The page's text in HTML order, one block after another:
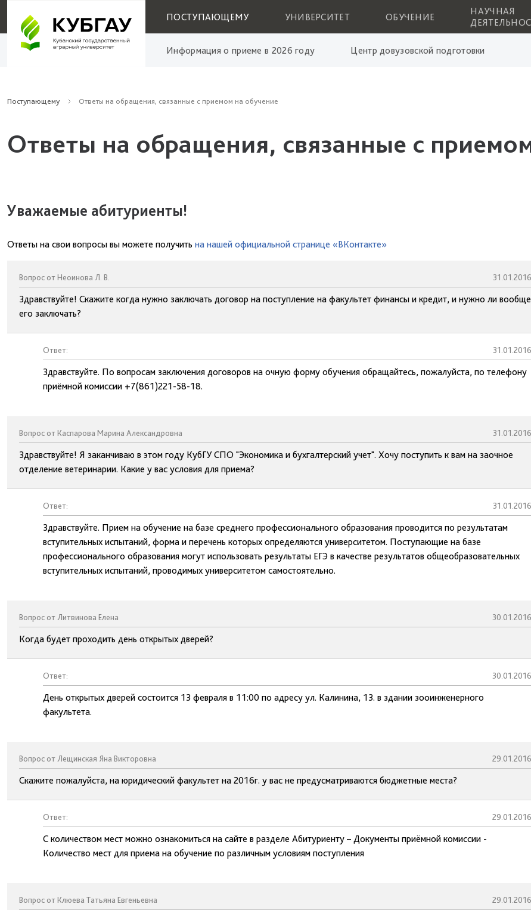
ПОСТУПАЮЩЕМУ УНИВЕРСИТЕТ ОБУЧЕНИЕ
НАУЧНАЯ
Информация о приеме в 2026 году Центр довузовской подготовки
Поступающему Ответы на обращения, связанные с приемом на обучение
Ответы на обращения, связанные с
Уважаемые абитуриенты!
Ответы на свои вопросы вы можете получить на нашей официальной странице «ВКонтакте»
Вопрос от Неоинова Л. В. 31.01.2016
Здравствуйте! Скажите когда нужно заключать договор на поступление на факультет финансы и кредит, и нужно ли вообще
его заключать?
Ответ: 31.01.2016
Здравствуйте. По вопросам заключения договоров на очную форму обучения обращайтесь, пожалуйста, по телефону
приёмной комиссии +7(861)221-58-18.
Вопрос от Каспарова Марина Александровна 31.01.2016
Здравствуйте! Я заканчиваю в этом году КубГУ СПО "Экономика и бухгалтерский учет". Хочу поступить к вам на заочное
отделение ветеринарии. Какие у вас условия для приема?
Ответ: 31.01.2016
Здравствуйте. Прием на обучение на базе среднего профессионального образования проводится по результатам
вступительных испытаний, форма и перечень которых определяются университетом. Поступающие на базе
профессионального образования могут использовать результаты ЕГЭ в качестве результатов общеобразовательных
вступительных испытаний, проводимых университетом самостоятельно.
Вопрос от Литвинова Елена 30.01.2016
Когда будет проходить день открытых дверей?
Ответ: 30.01.2016
День открытых дверей состоится 13 февраля в 11:00 по адресу ул. Калинина, 13. в здании зооинженерного
факультета.
Вопрос от Лещинская Яна Викторовна 29.01.2016
Скажите пожалуйста, на юридический факультет на 2016г. у вас не предусматриваются бюджетные места?
Ответ: 29.01.2016
С количеством мест можно ознакомиться на сайте в разделе Абитуриенту – Документы приёмной комиссии -
Количество мест для приема на обучение по различным условиям поступления
Вопрос от Клюева Татьяна Евгеньевна 29.01.2016